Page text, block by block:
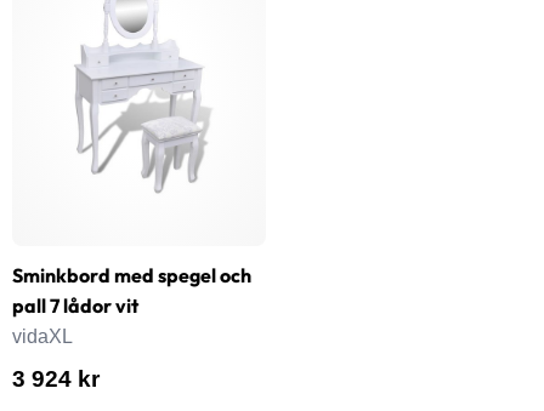
Sminkbord med spegel och
pall 7 lådor vit
vidaXL
3 924 kr